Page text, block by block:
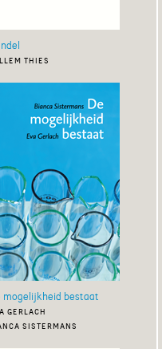
thies
mogelijkheid bestaat
gerlach
sistermans